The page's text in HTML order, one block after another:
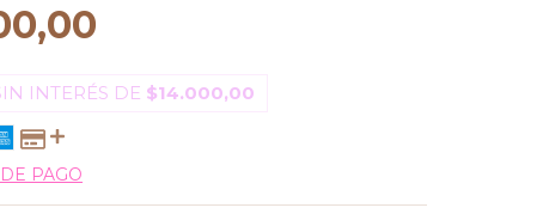
INTERÉS DE $14.000,00
PAGO